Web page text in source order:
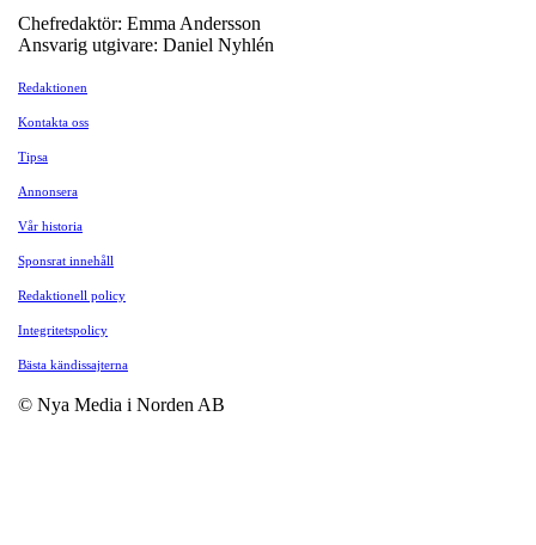
Chefredaktör: Emma Andersson
Ansvarig utgivare: Daniel Nyhlén
Redaktionen
Kontakta oss
Tipsa
Annonsera
Vår historia
Sponsrat innehåll
Redaktionell policy
Integritetspolicy
Bästa kändissajterna
© Nya Media i Norden AB